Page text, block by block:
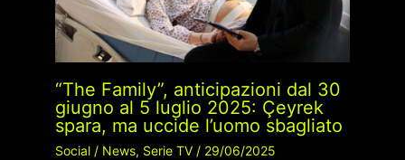
“The Family”, anticipazioni dal 30
giugno al 5 luglio 2025: Çeyrek
spara, ma uccide l’uomo sbagliato
Social/ News, Serie TV/ 29/06/2025